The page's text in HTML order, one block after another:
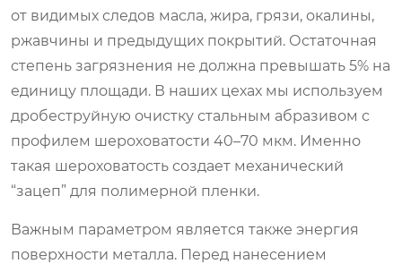
от видимых следов масла, жира, грязи, окалины,
ржавчины и предыдущих покрытий. Остаточная
степень загрязнения не должна превышать 5% на
единицу площади. В наших цехах мы используем
дробеструйную очистку стальным абразивом с
профилем шероховатости 40–70 мкм. Именно
такая шероховатость создает механический
“зацеп” для полимерной пленки.
Важным параметром является также энергия
поверхности металла. Перед нанесением